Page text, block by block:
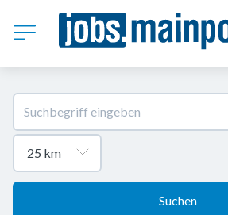
Suchen